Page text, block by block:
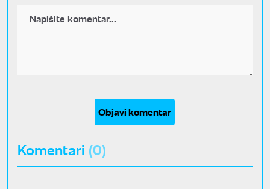
Objavi komentar
Komentari (0)